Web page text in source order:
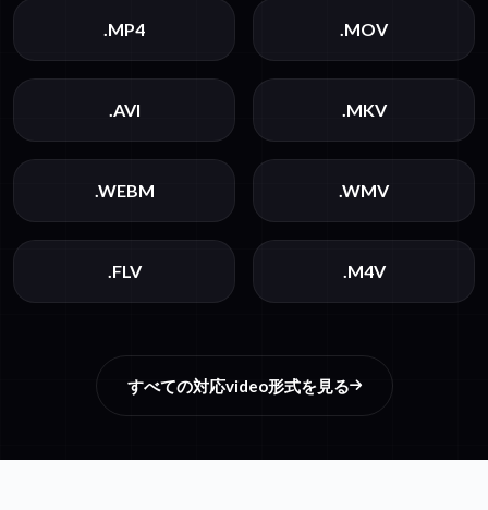
.MP4 .MOV
.AVI .MKV
.WEBM .WMV
.FLV .M4V
すべての対応video形式を見る